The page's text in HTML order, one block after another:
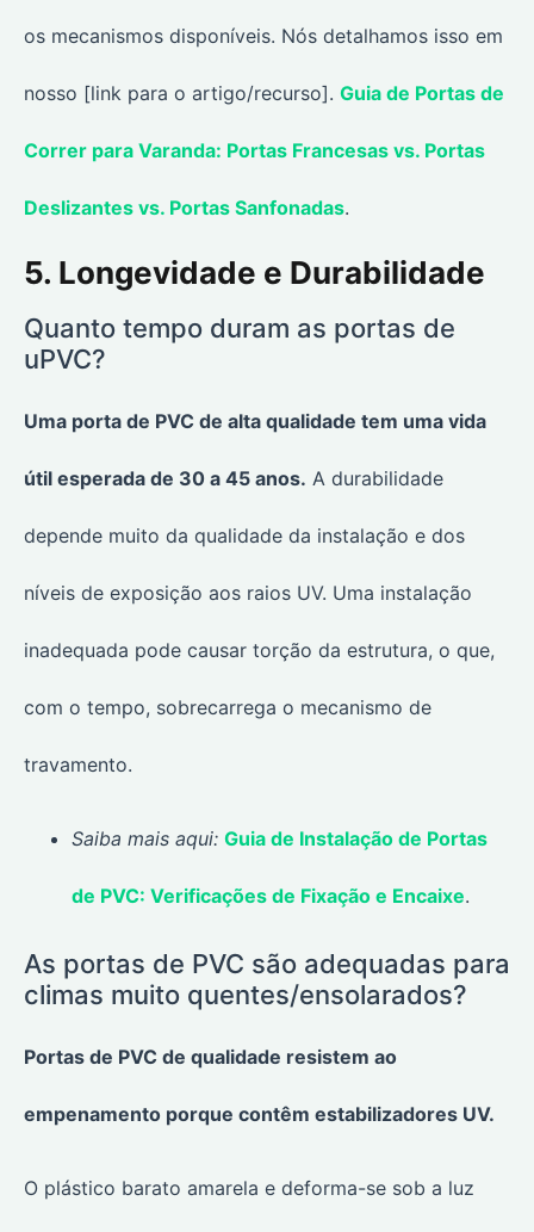
os mecanismos disponíveis. Nós detalhamos isso em
nosso [link para o artigo/recurso]. Guia de Portas de
Correr para Varanda: Portas Francesas vs. Portas
Deslizantes vs. Portas Sanfonadas.
5. Longevidade e Durabilidade
Quanto tempo duram as portas de
uPVC?
Uma porta de PVC de alta qualidade tem uma vida
útil esperada de 30 a 45 anos. A durabilidade
depende muito da qualidade da instalação e dos
níveis de exposição aos raios UV. Uma instalação
inadequada pode causar torção da estrutura, o que,
com o tempo, sobrecarrega o mecanismo de
travamento.
Saiba mais aqui: Guia de Instalação de Portas
de PVC: Verificações de Fixação e Encaixe.
As portas de PVC são adequadas para
climas muito quentes/ensolarados?
Portas de PVC de qualidade resistem ao
empenamento porque contêm estabilizadores UV.
O plástico barato amarela e deforma-se sob a luz